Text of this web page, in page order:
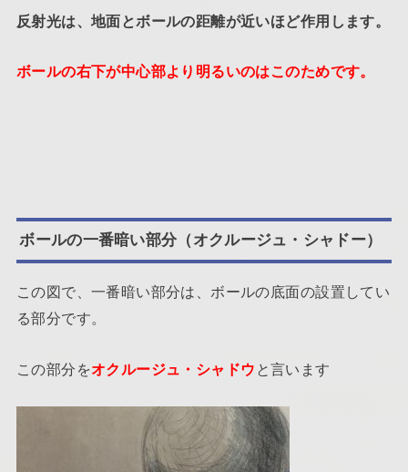
反射光は、地面とボールの距離が近いほど作用します。
ボールの右下が中心部より明るいのはこのためです。
ボールの一番暗い部分（オクルージュ・シャドー）
この図で、一番暗い部分は、ボールの底面の設置してい
る部分です。
この部分をオクルージュ・シャドウ と言います